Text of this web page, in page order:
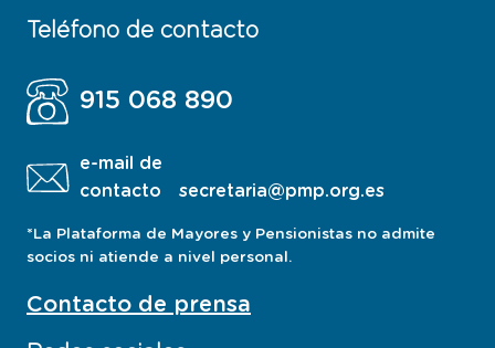
Teléfono de contacto
915 068 890
e-mail de
contacto
secretaria@pmp.org.es
*La Plataforma de Mayores y Pensionistas no admite
socios ni atiende a nivel personal.
Contacto de prensa